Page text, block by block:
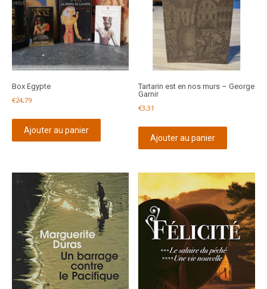
Box Egypte
€24,79
Ajouter au panier
Tartarin est en nos murs – George
Garnir
€3,31
Ajouter au panier